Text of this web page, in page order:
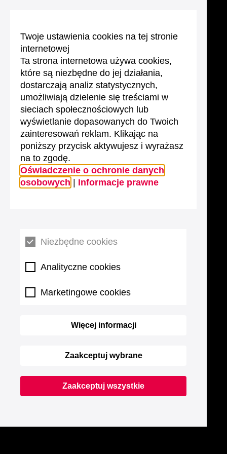
Twoje ustawienia cookies na tej stronie
internetowej
Ta strona internetowa używa cookies,
które są niezbędne do jej działania,
dostarczają analiz statystycznych,
umożliwiają dzielenie się treściami w
sieciach społecznościowych lub
wyświetlanie dopasowanych do Twoich
zainteresowań reklam. Klikając na
poniższy przycisk aktywujesz i wyrażasz
na to zgodę.
Oświadczenie o ochronie danych
osobowych
Informacje prawne
Niezbędne cookies
Analityczne cookies
Marketingowe cookies
Więcej informacji
Zaakceptuj wybrane
Zaakceptuj wszystkie